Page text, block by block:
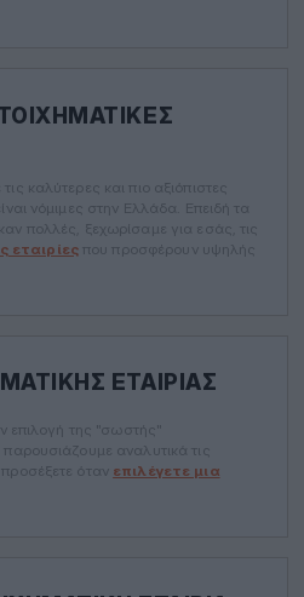
καλύτερες και πιο αξιόπιστες
νόμιμες στην Ελλάδα. Επειδή τα
πολλές, ξεχωρίσαμε για εσάς, τις
εταιρίεςπου προσφέρουν υψηλής
ΕΤΑΙΡΊΑΣ
επιλογή της "σωστής"
αναλυτικά τις
όταν επιλέγετε μια